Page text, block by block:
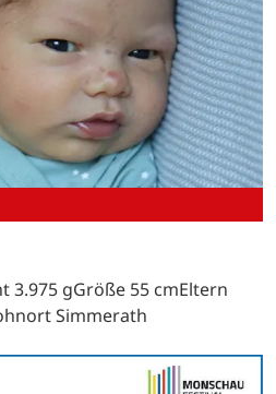
3.975 gGröße 55 cmEltern
Simmerath